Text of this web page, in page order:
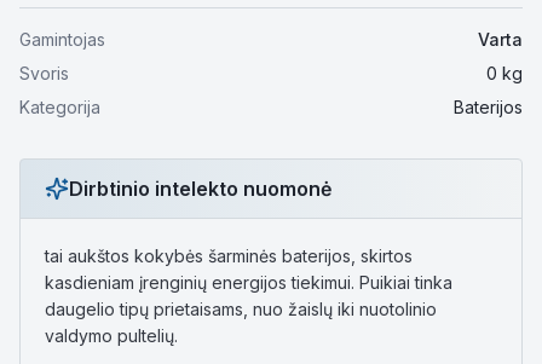
Gamintojas
Varta
Svoris
0 kg
Kategorija
Baterijos
Dirbtinio intelekto nuomonė
tai aukštos kokybės šarminės baterijos, skirtos
kasdieniam įrenginių energijos tiekimui. Puikiai tinka
daugelio tipų prietaisams, nuo žaislų iki nuotolinio
valdymo pultelių.